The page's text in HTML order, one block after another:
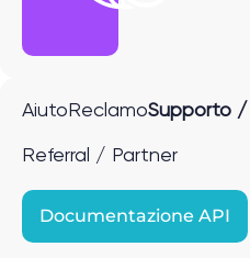
Aiuto ReclamoSupporto
Referral / Partner
Documentazione API